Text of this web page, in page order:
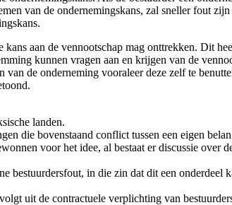
van de ondernemingskans, zal sneller fout
aan de vennootschap mag onttrekken. Dit
kunnen vragen aan en krijgen van de
de onderneming vooraleer deze zelf te
landen.
die bovenstaand conflict tussen een eigen
voor het idee, al bestaat er discussie over
bestuurdersfout, in die zin dat dit een
uit de contractuele verplichting van